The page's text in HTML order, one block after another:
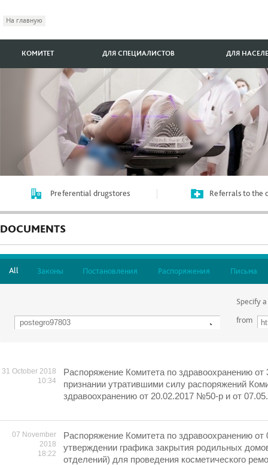
На главную
КОМИТЕТ ДЛЯ СПЕЦИАЛИСТОВ ДЛЯ
Preferential drugstores Referrals to the
DOCUMENTS
All Законы Постановления Распоряжения Письма
Specify
from
31 October 2018
10:34
Распоряжение Комитета по здравоохранению
признании утратившими силу распоряжений
здравоохранению от 20.02.2017 №50-р и от
07 November
2018
18:22
Распоряжение Комитета по здравоохранению
утверждении графика закрытия родильных
отделений) для проведения косметического